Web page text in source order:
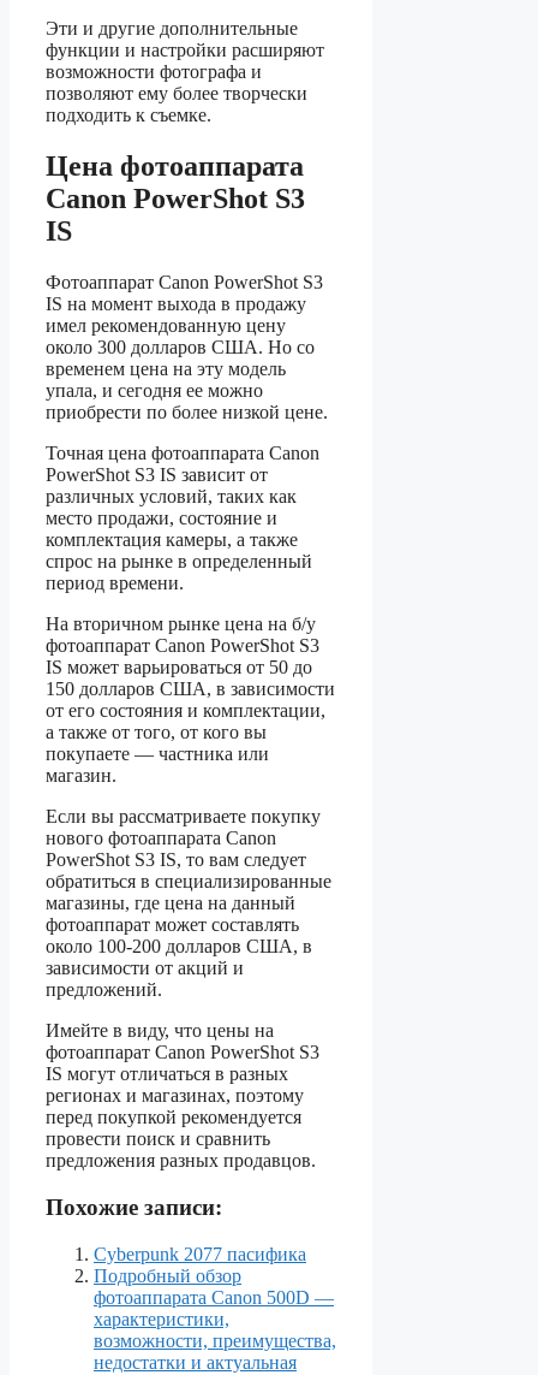
Эти и другие дополнительные
функции и настройки расширяют
возможности фотографа и
позволяют ему более творчески
подходить к съемке.
Цена фотоаппарата
Canon PowerShot S3
IS
Фотоаппарат Canon PowerShot S3
IS на момент выхода в продажу
имел рекомендованную цену
около 300 долларов США. Но со
временем цена на эту модель
упала, и сегодня ее можно
приобрести по более низкой цене.
Точная цена фотоаппарата Canon
PowerShot S3 IS зависит от
различных условий, таких как
место продажи, состояние и
комплектация камеры, а также
спрос на рынке в определенный
период времени.
На вторичном рынке цена на б/у
фотоаппарат Canon PowerShot S3
IS может варьироваться от 50 до
150 долларов США, в зависимости
от его состояния и комплектации,
а также от того, от кого вы
покупаете — частника или
магазин.
Если вы рассматриваете покупку
нового фотоаппарата Canon
PowerShot S3 IS, то вам следует
обратиться в специализированные
магазины, где цена на данный
фотоаппарат может составлять
около 100-200 долларов США, в
зависимости от акций и
предложений.
Имейте в виду, что цены на
фотоаппарат Canon PowerShot S3
IS могут отличаться в разных
регионах и магазинах, поэтому
перед покупкой рекомендуется
провести поиск и сравнить
предложения разных продавцов.
Похожие записи:
Cyberpunk 2077 пасифика
Подробный обзор
фотоаппарата Canon 500D —
характеристики,
возможности, преимущества,
недостатки и актуальная